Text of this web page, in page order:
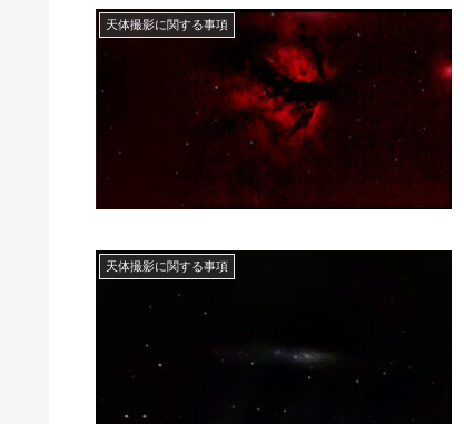
天体撮影に関する事項
天体撮影に関する事項